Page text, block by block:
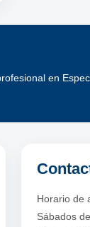
en
Horario de
Sábados